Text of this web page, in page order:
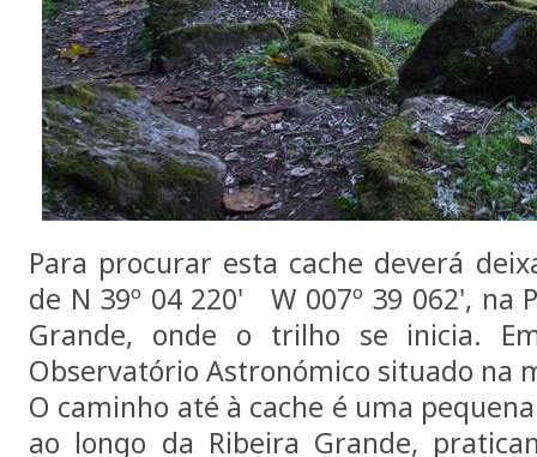
Para procurar esta cache deverá
de N 39º 04 220' W 007º 39 062', na
Grande, onde o trilho se inicia.
Observatório Astronómico situado na
O caminho até à cache é uma
ao longo da Ribeira Grande,